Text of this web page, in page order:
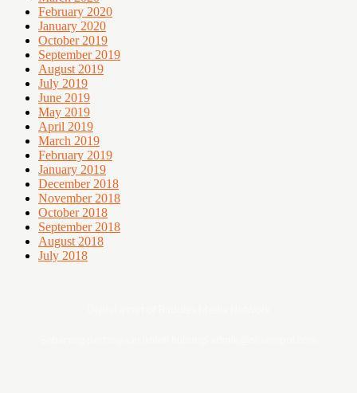
February 2020
January 2020
October 2019
September 2019
August 2019
July 2019
June 2019
May 2019
April 2019
March 2019
February 2019
January 2019
December 2018
November 2018
October 2018
September 2018
August 2018
July 2018